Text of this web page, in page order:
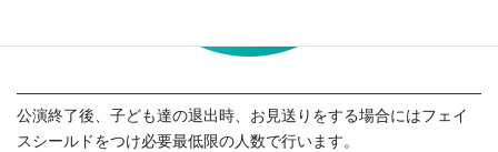
公演終了後、子ども達の退出時、お見送りをする場合にはフェイ
スシールドをつけ必要最低限の人数で行います。